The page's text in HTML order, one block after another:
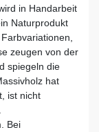
in Handarbeit
Naturprodukt
zeugen von der
spiegeln die
hat
ist nicht
Bei